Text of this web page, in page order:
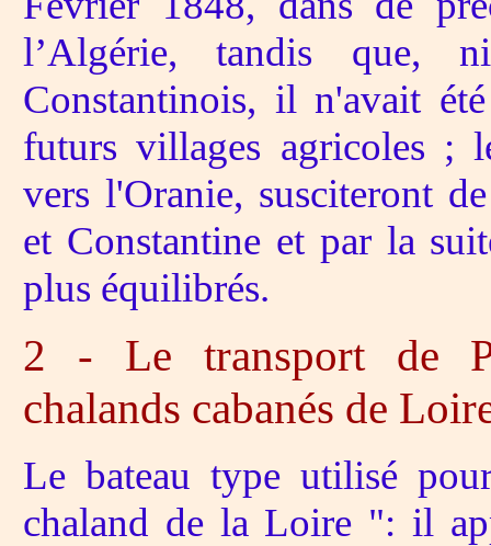
l’Algérie, tandis que,
Constantinois, il n'avait
futurs villages agricoles ;
vers l'Oranie, susciteront
et Constantine et par la
plus équilibrés.
2 - Le transport de
chalands cabanés de
Le bateau type utilisé
chaland de la Loire ": il